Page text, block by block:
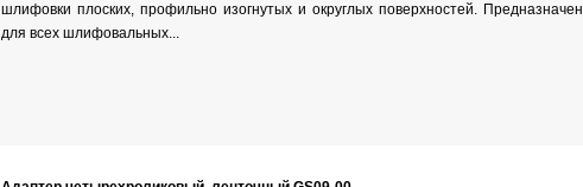
шлифовки плоских, профильно изогнутых и округлых поверхностей. Предназначен
для всех шлифовальных...